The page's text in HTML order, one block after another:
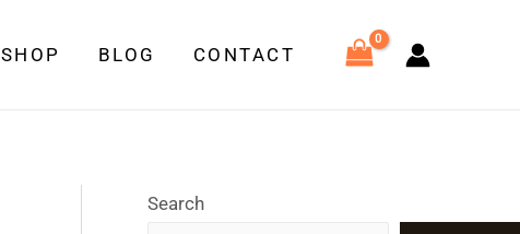
SHOP BLOG CONTACT
Search